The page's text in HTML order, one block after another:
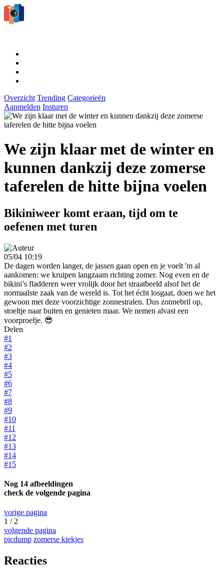
Overzicht Trending Categorieën
Aanmelden Insturen
We zijn klaar met de winter en
kunnen dankzij deze zomerse
taferelen de hitte bijna voelen
Bikiniweer komt eraan, tijd om te
oefenen met turen
05/04 10:19
De dagen worden langer, de jassen gaan open en je voelt 'm al
aankomen: we kruipen langzaam richting zomer. Nog even en de
bikini’s fladderen weer vrolijk door het straatbeeld alsof het de
normaalste zaak van de wereld is. Tot het écht losgaat, doen we het
gewoon met deze voorzichtige zonnestralen. Dus zonnebril op,
stoeltje naar buiten en genieten maar. We nemen alvast een
voorproefje. 😎
Delen
#1
#2
#3
#4
#5
#6
#7
#8
#9
#10
#11
#12
#13
#14
#15
Nog 14 afbeeldingen
check de volgende pagina
vorige pagina
1 / 2
volgende pagina
picdump zomerse kiekjes
Reacties